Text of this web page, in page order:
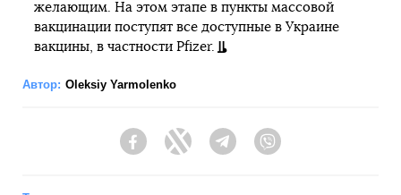
желающим. На этом этапе в пункты массовой
вакцинации поступят все доступные в Украине
вакцины, в частности Pfizer.
Автор: Oleksiy Yarmolenko
FacebookTwitter Telegram